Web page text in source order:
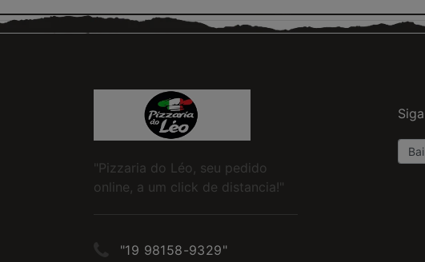
"Pizzaria do Léo, seu pedido
online, a um click de distancia!"
"19 98158-9329"